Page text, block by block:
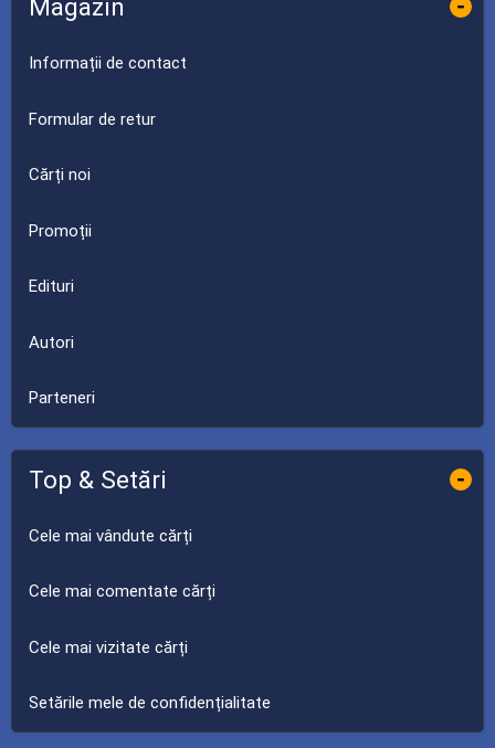
Magazin -
Informații de contact
Formular de retur
Cărți noi
Promoții
Edituri
Autori
Parteneri
Top & Setări -
Cele mai vândute cărți
Cele mai comentate cărți
Cele mai vizitate cărți
Setările mele de confidențialitate